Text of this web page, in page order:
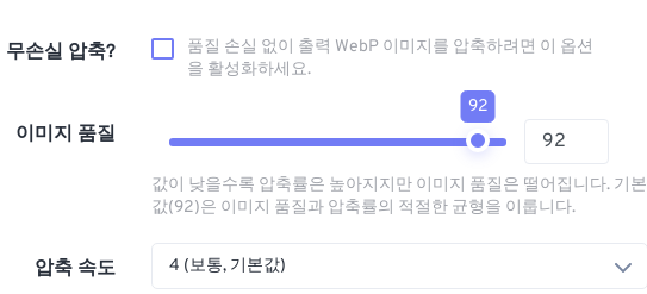
무손실 압축?
품질 손실 없이 출력 WebP 이미지를 압축하려면 이 옵션
을 활성화하세요.
이미지 품질
92
값이 낮을수록 압축률은 높아지지만 이미지 품질은 떨어집니다. 기본
값(92)은 이미지 품질과 압축률의 적절한 균형을 이룹니다.
압축 속도 4 (보통, 기본값)